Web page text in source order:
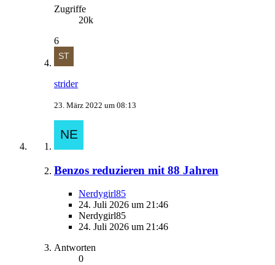
Zugriffe
20k
6
strider
23. März 2022 um 08:13
Benzos reduzieren mit 88 Jahren
Nerdygirl85
24. Juli 2026 um 21:46
Nerdygirl85
24. Juli 2026 um 21:46
Antworten
0